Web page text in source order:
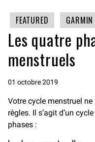
FEATURED GARMIN
Les quatre
menstruels
01 octobre 2019
Votre cycle menstruel
règles. Il s’agit d’un
phases :